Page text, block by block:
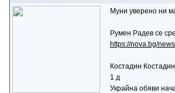
Муни уверено ни
Румен Радев се
https://nova.bg/
Костадин
1 д
Украйна обяви